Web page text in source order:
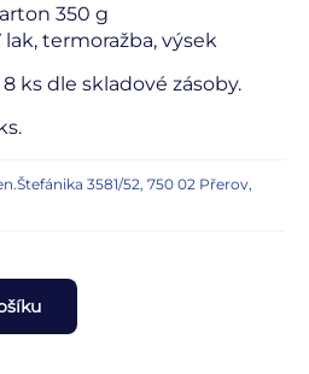
350 g
termoražba, výsek
ks dle skladové zásoby.
3581/52, 750 02 Přerov,